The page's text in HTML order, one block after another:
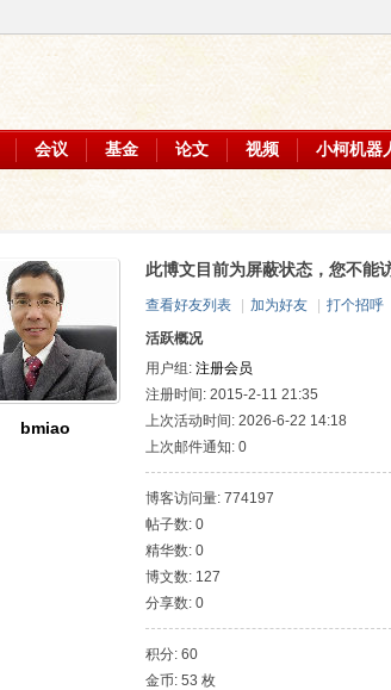
会议 基金 论文 视频 小柯机器
bmiao
此博文目前为屏蔽状态，您不能
查看好友列表 加为好友 打个招呼
活跃概况
用户组: 注册会员
注册时间: 2015-2-11 21:35
上次活动时间: 2026-6-22 14:18
上次邮件通知: 0
博客访问量: 774197
帖子数: 0
精华数: 0
博文数: 127
分享数: 0
积分: 60
金币: 53 枚